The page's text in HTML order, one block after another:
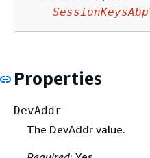
Properties
DevAddr
The DevAddr value.